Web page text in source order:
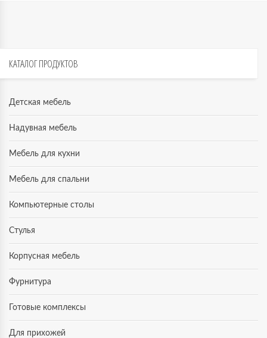
КАТАЛОГПРОДУКТОВ
Детская мебель
Надувная мебель
Мебель для кухни
Мебель для спальни
Компьютерные столы
Стулья
Корпусная мебель
Фурнитура
Готовые комплексы
Для прихожей